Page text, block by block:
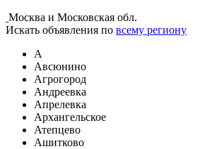
Москва и Московская обл.
Искать объявления по всему региону
А
Авсюнино
Агрогород
Андреевка
Апрелевка
Архангельское
Атепцево
Ашитково